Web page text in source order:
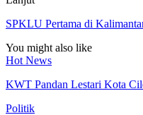
SPKLU Pertama di
You might also like
Hot News
KWT Pandan Lestari Kota
Politik